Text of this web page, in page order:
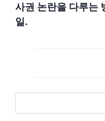
사권 논란을 다루는
일.